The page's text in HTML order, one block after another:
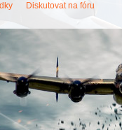
Diskutovat na fóru